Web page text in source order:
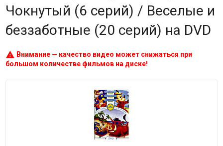
Чокнутый (6 серий) / Веселые и
беззаботные (20 серий) на DVD
warning Внимание — качество видео может снижаться при
большом количестве фильмов на диске!